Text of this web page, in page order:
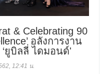
& Celebrating 90
อลังการงาน
ยูบิลลี่ ไดมอนด์'
12:41 น.